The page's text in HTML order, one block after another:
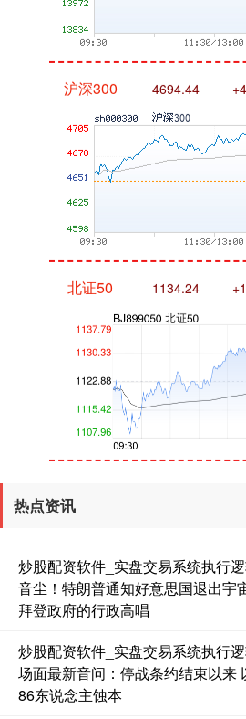
沪深300 4694.44
北证50 1134.24
创业板指 3563.12
基金指数 7242.10
热点资讯
炒股配资软件_实盘交易系统执行
音尘！特朗普通知好意思国退出宇
拜登政府的行政高唱
炒股配资软件_实盘交易系统执行
场面最新音问：停战条约结束以来
86东说念主蚀本